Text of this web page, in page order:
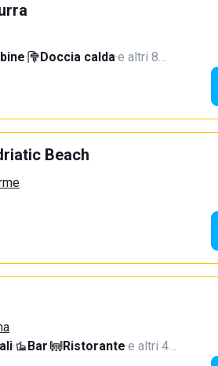
· Doccia calda·e altri 8…
Beach
· Bar· Ristorante·e altri 4…